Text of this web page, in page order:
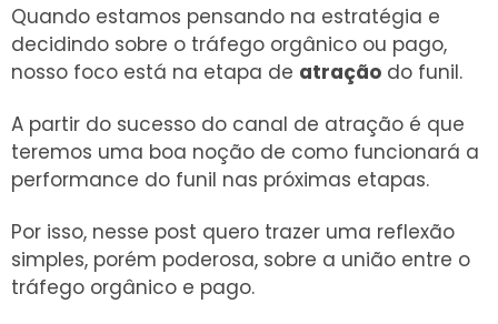
Quando estamos pensando na estratégia e
decidindo sobre o tráfego orgânico ou pago,
nosso foco está na etapa de atração do funil.
A partir do sucesso do canal de atração é que
teremos uma boa noção de como funcionará a
performance do funil nas próximas etapas.
Por isso, nesse post quero trazer uma reflexão
simples, porém poderosa, sobre a união entre o
tráfego orgânico e pago.